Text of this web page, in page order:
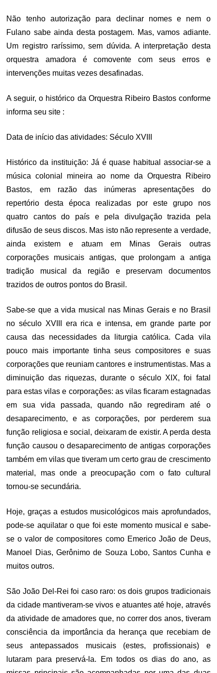
Não tenho autorização para declinar nomes e nem o
Fulano sabe ainda desta postagem. Mas, vamos adiante.
Um registro raríssimo, sem dúvida. A interpretação desta
orquestra amadora é comovente com seus erros e
intervenções muitas vezes desafinadas.
A seguir, o histórico da Orquestra Ribeiro Bastos conforme
informa seu site :
Data de início das atividades: Século XVIII
Histórico da instituição: Já é quase habitual associar-se a
música colonial mineira ao nome da Orquestra Ribeiro
Bastos, em razão das inúmeras apresentações do
repertório desta época realizadas por este grupo nos
quatro cantos do país e pela divulgação trazida pela
difusão de seus discos. Mas isto não represente a verdade,
ainda existem e atuam em Minas Gerais outras
corporações musicais antigas, que prolongam a antiga
tradição musical da região e preservam documentos
trazidos de outros pontos do Brasil.
Sabe-se que a vida musical nas Minas Gerais e no Brasil
no século XVIII era rica e intensa, em grande parte por
causa das necessidades da liturgia católica. Cada vila
pouco mais importante tinha seus compositores e suas
corporações que reuniam cantores e instrumentistas. Mas a
diminuição das riquezas, durante o século XIX, foi fatal
para estas vilas e corporações: as vilas ficaram estagnadas
em sua vida passada, quando não regrediram até o
desaparecimento, e as corporações, por perderem sua
função religiosa e social, deixaram de existir. A perda desta
função causou o desaparecimento de antigas corporações
também em vilas que tiveram um certo grau de crescimento
material, mas onde a preocupação com o fato cultural
tornou-se secundária.
Hoje, graças a estudos musicológicos mais aprofundados,
pode-se aquilatar o que foi este momento musical e sabe-
se o valor de compositores como Emerico João de Deus,
Manoel Dias, Gerônimo de Souza Lobo, Santos Cunha e
muitos outros.
São João Del-Rei foi caso raro: os dois grupos tradicionais
da cidade mantiveram-se vivos e atuantes até hoje, através
da atividade de amadores que, no correr dos anos, tiveram
consciência da importância da herança que recebiam de
seus antepassados musicais (estes, profissionais) e
lutaram para preservá-la. Em todos os dias do ano, as